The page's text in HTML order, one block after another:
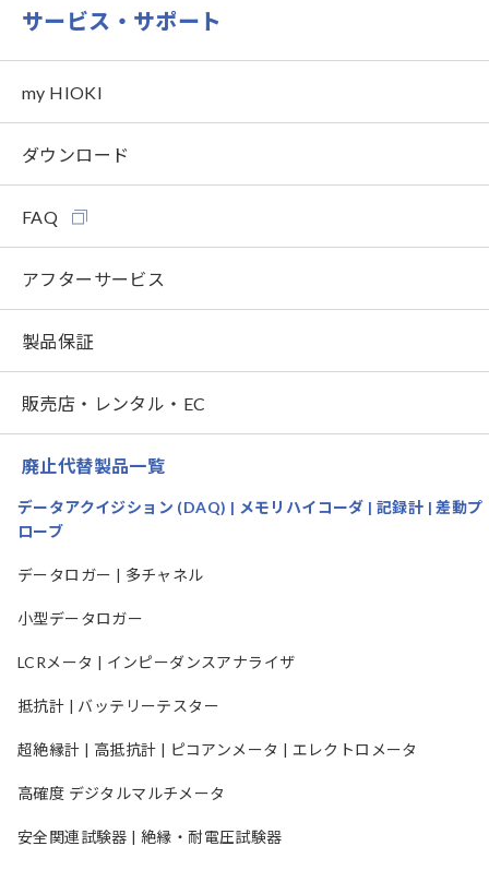
サービス・サポート
my HIOKI
ダウンロード
FAQ
アフターサービス
製品保証
販売店・レンタル・EC
廃止代替製品一覧
データアクイジション (DAQ) | メモリハイコーダ | 記録計 | 差動プ
ローブ
データロガー | 多チャネル
小型データロガー
LCRメータ | インピーダンスアナライザ
抵抗計 | バッテリーテスター
超絶縁計 | 高抵抗計 | ピコアンメータ | エレクトロメータ
高確度 デジタルマルチメータ
安全関連試験器 | 絶縁・耐電圧試験器